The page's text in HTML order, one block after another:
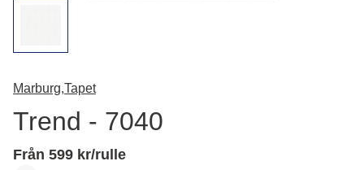
Marburg,Tapet
Trend - 7040
Från 599 kr/rulle